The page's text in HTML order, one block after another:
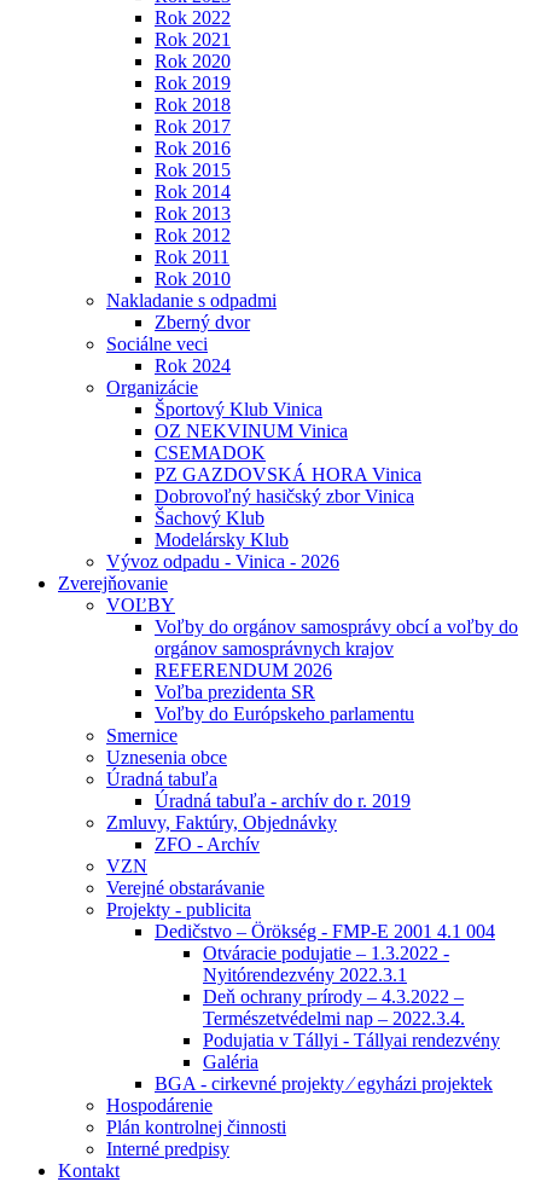
Rok 2022
Rok 2021
Rok 2020
Rok 2019
Rok 2018
Rok 2017
Rok 2016
Rok 2015
Rok 2014
Rok 2013
Rok 2012
Rok 2011
Rok 2010
Nakladanie s odpadmi
Zberný dvor
Sociálne veci
Rok 2024
Organizácie
Športový Klub Vinica
OZ NEKVINUM Vinica
CSEMADOK
PZ GAZDOVSKÁ HORA Vinica
Dobrovoľný hasičský zbor Vinica
Šachový Klub
Modelársky Klub
Vývoz odpadu - Vinica - 2026
Zverejňovanie
VOĽBY
Voľby do orgánov samosprávy obcí a voľby do
orgánov samosprávnych krajov
REFERENDUM 2026
Voľba prezidenta SR
Voľby do Európskeho parlamentu
Smernice
Uznesenia obce
Úradná tabuľa
Úradná tabuľa - archív do r. 2019
Zmluvy, Faktúry, Objednávky
ZFO - Archív
VZN
Verejné obstarávanie
Projekty - publicita
Dedičstvo – Örökség - FMP-E 2001 4.1 004
Otváracie podujatie – 1.3.2022 -
Nyitórendezvény 2022.3.1
Deň ochrany prírody – 4.3.2022 –
Természetvédelmi nap – 2022.3.4.
Podujatia v Tállyi - Tállyai rendezvény
Galéria
BGA - cirkevné projekty ⁄ egyházi projektek
Hospodárenie
Plán kontrolnej činnosti
Interné predpisy
Kontakt